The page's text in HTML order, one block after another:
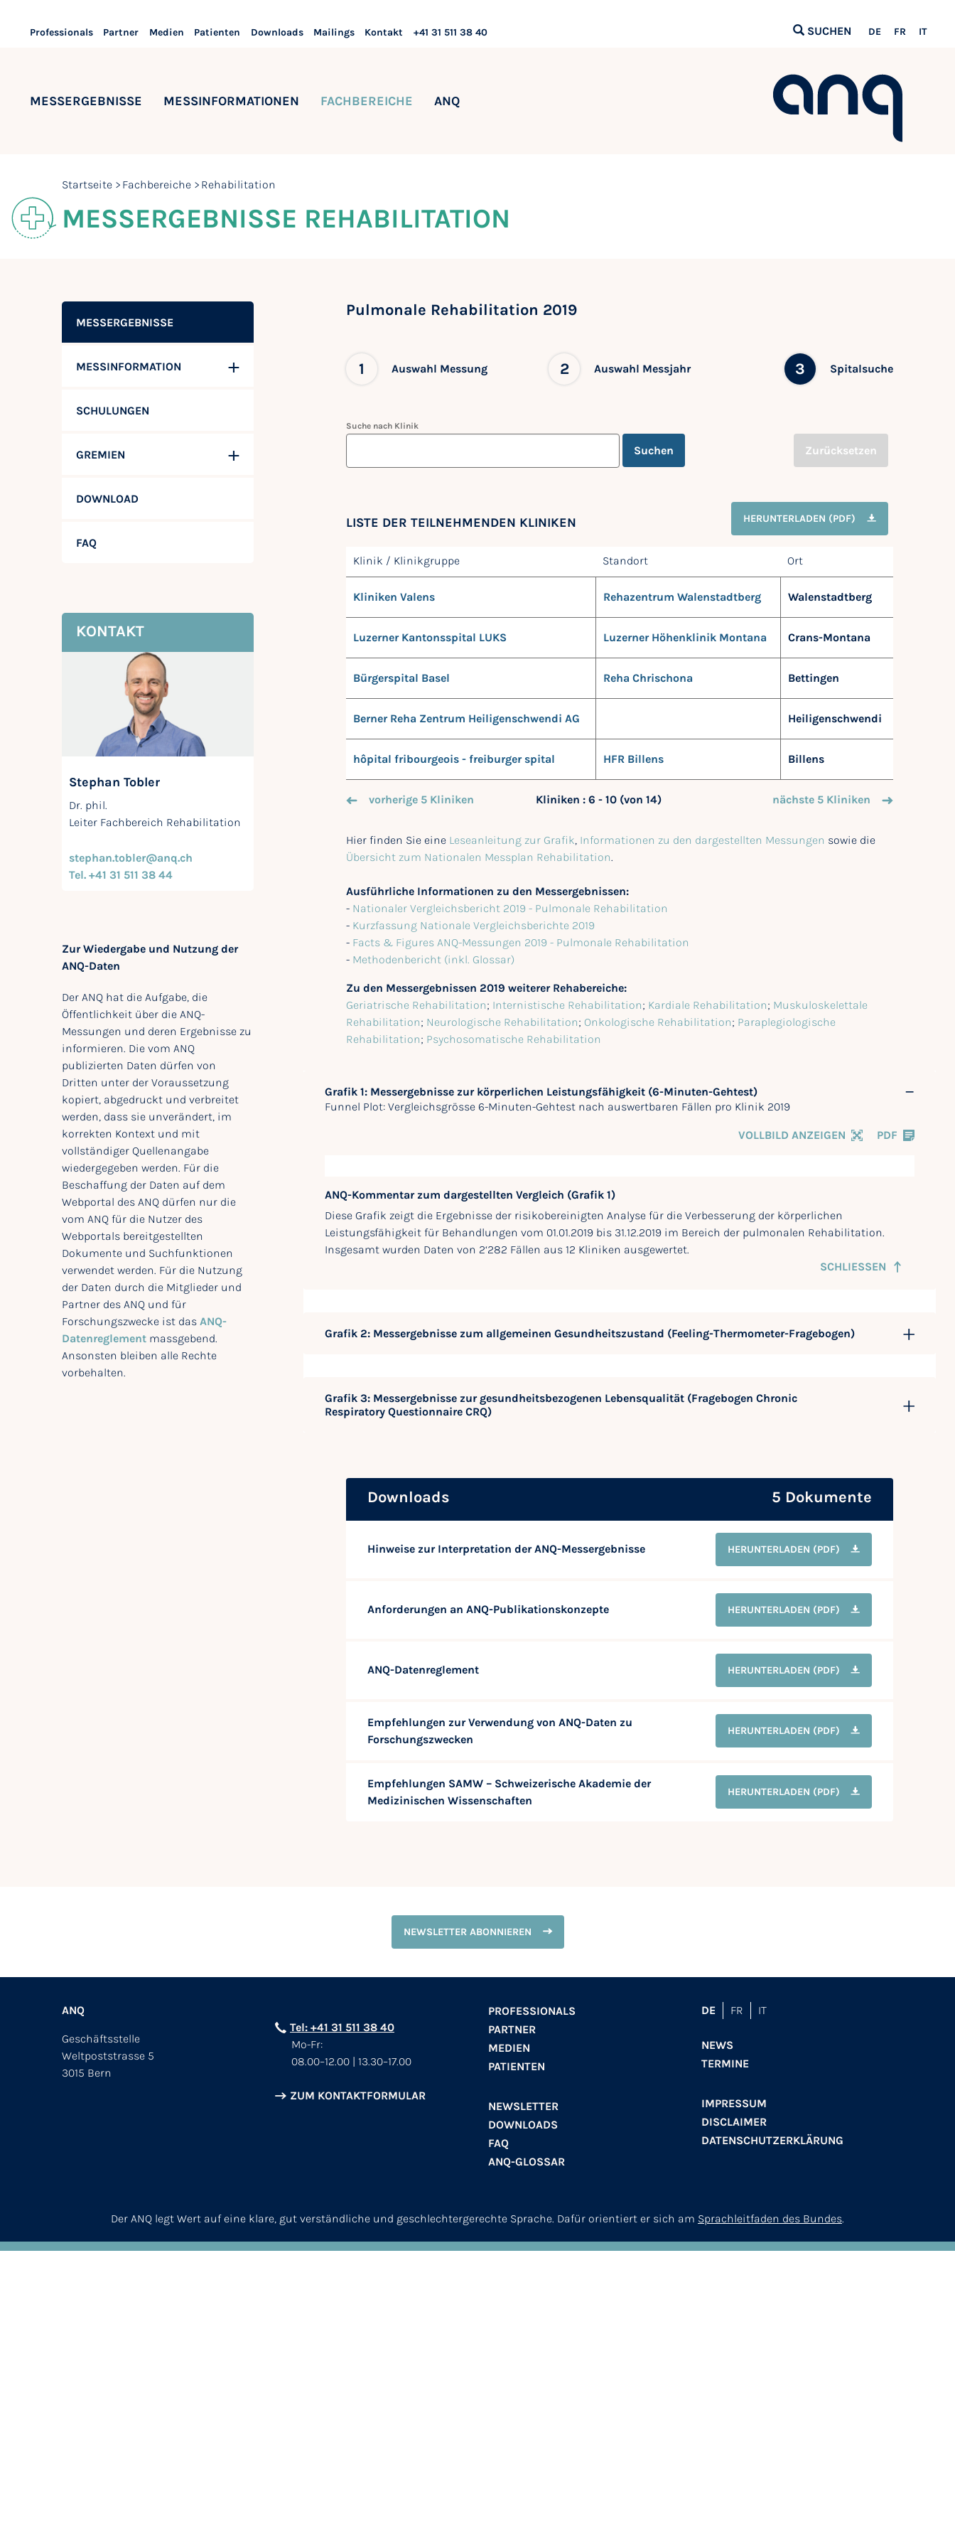
Professionals Partner Medien Patienten Downloads Mailings Kontakt +41 31 511 38 40 SUCHEN DE FR IT
MESSERGEBNISSE MESSINFORMATIONEN FACHBEREICHE ANQ
Startseite Fachbereiche Rehabilitation
MESSERGEBNISSE REHABILITATION
MESSERGEBNISSE
MESSINFORMATION
SCHULUNGEN
GREMIEN
DOWNLOAD
FAQ
KONTAKT
Stephan Tobler
Dr. phil.
Leiter Fachbereich Rehabilitation
stephan.tobler@anq.ch
Tel. +41 31 511 38 44
Zur Wiedergabe und Nutzung der
ANQ-Daten
Der ANQ hat die Aufgabe, die
Öffentlichkeit über die ANQ-
Messungen und deren Ergebnisse zu
informieren. Die vom ANQ
publizierten Daten dürfen von
Dritten unter der Voraussetzung
kopiert, abgedruckt und verbreitet
werden, dass sie unverändert, im
korrekten Kontext und mit
vollständiger Quellenangabe
wiedergegeben werden. Für die
Beschaffung der Daten auf dem
Webportal des ANQ dürfen nur die
vom ANQ für die Nutzer des
Webportals bereitgestellten
Dokumente und Suchfunktionen
verwendet werden. Für die Nutzung
der Daten durch die Mitglieder und
Partner des ANQ und für
Forschungszwecke ist das ANQ-
Datenreglement massgebend.
Ansonsten bleiben alle Rechte
vorbehalten.
Pulmonale Rehabilitation 2019
1 Auswahl Messung 2 Auswahl Messjahr 3 Spitalsuche
Suche nach Klinik
Suchen Zurücksetzen
LISTE DER TEILNEHMENDEN KLINIKEN HERUNTERLADEN (PDF)
Klinik / Klinikgruppe Standort Ort
Kliniken Valens Rehazentrum Walenstadtberg Walenstadtberg
Luzerner Kantonsspital LUKS Luzerner Höhenklinik Montana Crans-Montana
Bürgerspital Basel Reha Chrischona Bettingen
Berner Reha Zentrum Heiligenschwendi AG Heiligenschwendi
hôpital fribourgeois - freiburger spital HFR Billens Billens
vorherige 5 Kliniken Kliniken : 6 - 10 (von 14) nächste 5 Kliniken
Hier finden Sie eine Leseanleitung zur Grafik, Informationen zu den dargestellten Messungen sowie die
Übersicht zum Nationalen Messplan Rehabilitation.
Ausführliche Informationen zu den Messergebnissen:
- Nationaler Vergleichsbericht 2019 - Pulmonale Rehabilitation
- Kurzfassung Nationale Vergleichsberichte 2019
- Facts & Figures ANQ-Messungen 2019 - Pulmonale Rehabilitation
- Methodenbericht (inkl. Glossar)
Zu den Messergebnissen 2019 weiterer Rehabereiche:
Geriatrische Rehabilitation; Internistische Rehabilitation; Kardiale Rehabilitation; Muskuloskelettale
Rehabilitation; Neurologische Rehabilitation; Onkologische Rehabilitation; Paraplegiologische
Rehabilitation; Psychosomatische Rehabilitation
Grafik 1: Messergebnisse zur körperlichen Leistungsfähigkeit (6-Minuten-Gehtest)
Funnel Plot: Vergleichsgrösse 6-Minuten-Gehtest nach auswertbaren Fällen pro Klinik 2019
VOLLBILD ANZEIGEN PDF
ANQ-Kommentar zum dargestellten Vergleich (Grafik 1)
Diese Grafik zeigt die Ergebnisse der risikobereinigten Analyse für die Verbesserung der körperlichen
Leistungsfähigkeit für Behandlungen vom 01.01.2019 bis 31.12.2019 im Bereich der pulmonalen Rehabilitation.
Insgesamt wurden Daten von 2‘282 Fällen aus 12 Kliniken ausgewertet.
SCHLIESSEN
Grafik 2: Messergebnisse zum allgemeinen Gesundheitszustand (Feeling-Thermometer-Fragebogen)
Grafik 3: Messergebnisse zur gesundheitsbezogenen Lebensqualität (Fragebogen Chronic
Respiratory Questionnaire CRQ)
Downloads 5 Dokumente
Hinweise zur Interpretation der ANQ-Messergebnisse HERUNTERLADEN (PDF)
Anforderungen an ANQ-Publikationskonzepte HERUNTERLADEN (PDF)
ANQ-Datenreglement HERUNTERLADEN (PDF)
Empfehlungen zur Verwendung von ANQ-Daten zu
Forschungszwecken
HERUNTERLADEN (PDF)
Empfehlungen SAMW – Schweizerische Akademie der
Medizinischen Wissenschaften
HERUNTERLADEN (PDF)
NEWSLETTER ABONNIEREN
ANQ
Geschäftsstelle
Weltpoststrasse 5
3015 Bern
Tel: +41 31 511 38 40
Mo-Fr:
08.00–12.00 | 13.30–17.00
ZUM KONTAKTFORMULAR
PROFESSIONALS
PARTNER
MEDIEN
PATIENTEN
NEWSLETTER
DOWNLOADS
FAQ
ANQ-GLOSSAR
DE FR IT
NEWS
TERMINE
IMPRESSUM
DISCLAIMER
DATENSCHUTZERKLÄRUNG
Der ANQ legt Wert auf eine klare, gut verständliche und geschlechtergerechte Sprache. Dafür orientiert er sich am Sprachleitfaden des Bundes.